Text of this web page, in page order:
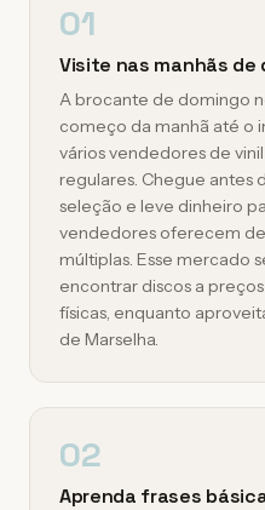
01
Visite nas manhãs de
A brocante de domingo
começo da manhã até o
vários vendedores de
regulares. Chegue antes
seleção e leve dinheiro
vendedores oferecem
múltiplas. Esse mercado
encontrar discos a
físicas, enquanto
de Marselha.
02
Aprenda frases